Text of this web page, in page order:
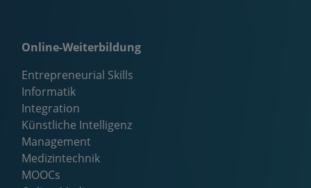
Online-Weiterbildung
Entrepreneurial Skills
Informatik
Integration
Künstliche Intelligenz
Management
Medizintechnik
MOOCs